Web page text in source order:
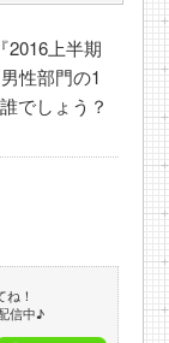
2016上半期
性部門の1
でしょう？
！
信中♪